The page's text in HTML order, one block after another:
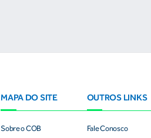
MAPA DO SITE
Sobre o COB
OUTROS LINKS
Fale Conosco